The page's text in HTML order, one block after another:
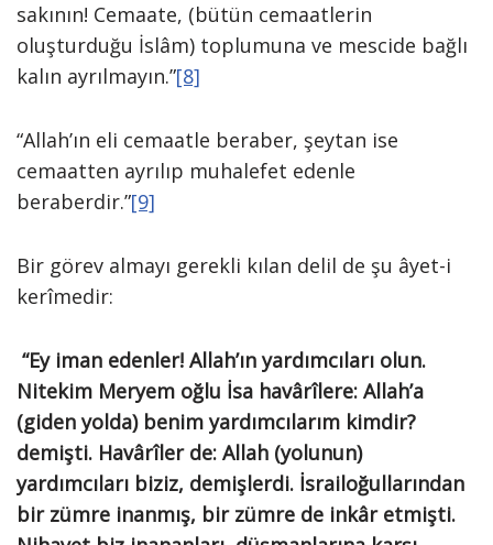
sakının! Cemaate, (bütün cemaatlerin
oluşturduğu İslâm) toplumuna ve mescide bağlı
kalın ayrılmayın.”[8]
“Allah’ın eli cemaatle beraber, şeytan ise
cemaatten ayrılıp muhalefet edenle
beraberdir.”[9]
Bir görev almayı gerekli kılan delil de şu âyet-i
kerîmedir:
“Ey iman edenler! Allah’ın yardımcıları olun.
Nitekim Meryem oğlu İsa havârîlere: Allah’a
(giden yolda) benim yardımcılarım kimdir?
demişti. Havârîler de: Allah (yolunun)
yardımcıları biziz, demişlerdi. İsrailoğullarından
bir zümre inanmış, bir zümre de inkâr etmişti.